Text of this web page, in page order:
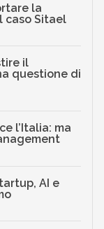
la
caso Sitael
il
questione di
l’Italia: ma
AI e